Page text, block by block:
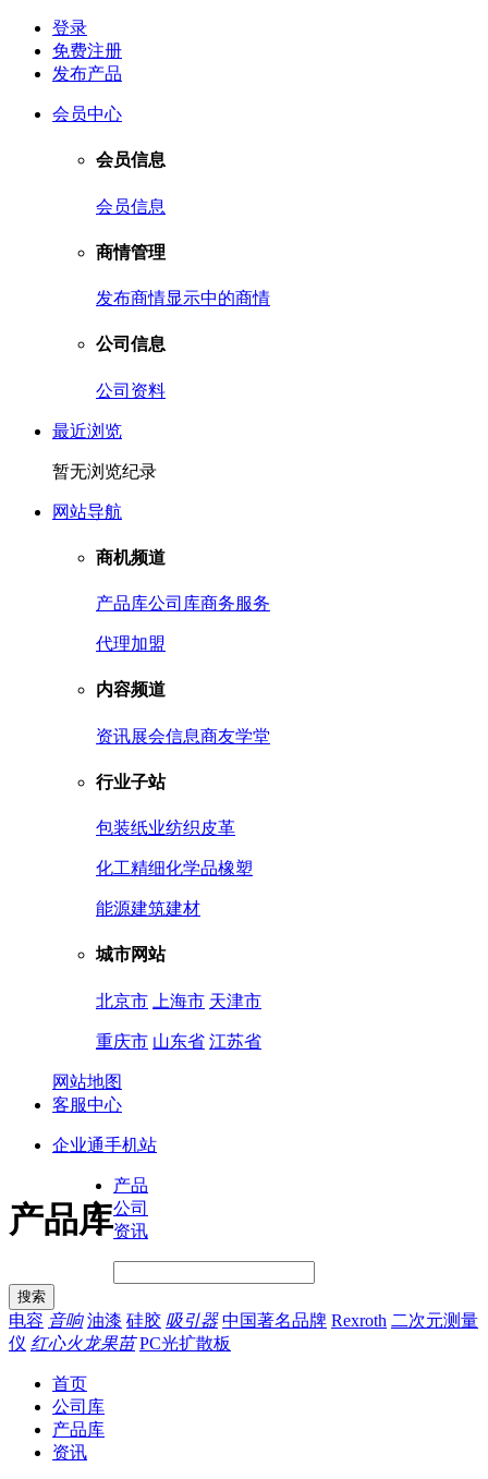
登录
免费注册
发布产品
会员中心
会员信息
会员信息
商情管理
发布商情显示中的商情
公司信息
公司资料
最近浏览
暂无浏览纪录
网站导航
商机频道
产品库公司库商务服务
代理加盟
内容频道
资讯展会信息商友学堂
行业子站
包装纸业纺织皮革
化工精细化学品橡塑
能源建筑建材
城市网站
北京市 上海市 天津市
重庆市 山东省 江苏省
网站地图
客服中心
企业通手机站
产品库
产品
公司
资讯
电容 音响 油漆 硅胶 吸引器 中国著名品牌 Rexroth 二次元测量
仪 红心火龙果苗 PC光扩散板
首页
公司库
产品库
资讯